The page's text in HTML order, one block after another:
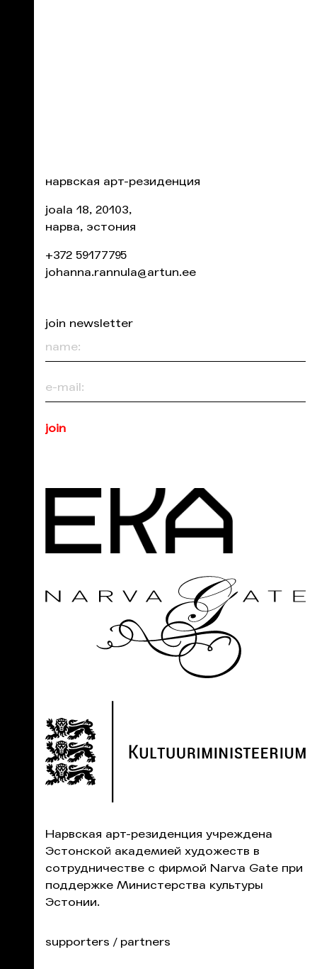
нарвская арт-резиденция
joala 18, 20103,
нарва, эстония
+372 59177795
johanna.rannula@artun.ee
join newsletter
Нарвская aрт-pезиденция учреждена
Эстонской академией художеств в
сотрудничестве с фирмой Narva Gate при
поддержке Министерства культуры
Эстонии.
supporters / partners